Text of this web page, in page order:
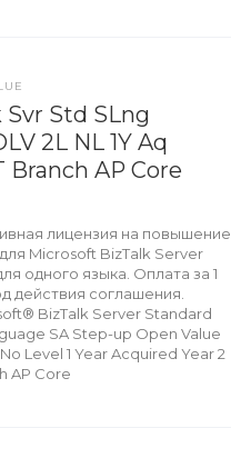
Svr Std SLng
2L NL 1Y Aq
Branch AP Core
лицензия на повышение
Microsoft BizTalk Server
одного языка. Оплата за 1
действия соглашения.
BizTalk Server Standard
SA Step-up Open Value
Level 1 Year Acquired Year 2
AP Core